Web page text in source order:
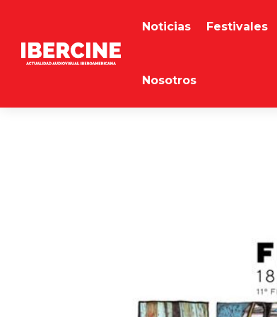
Noticias Festivales
Nosotros